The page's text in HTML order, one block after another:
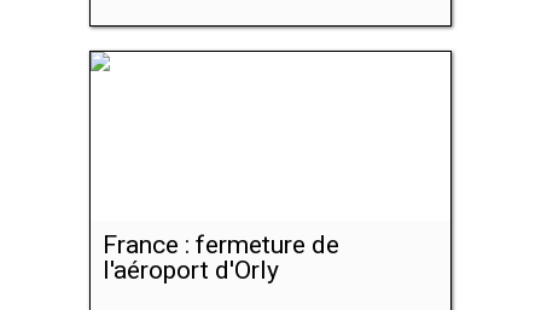
France : fermeture de
l'aéroport d'Orly